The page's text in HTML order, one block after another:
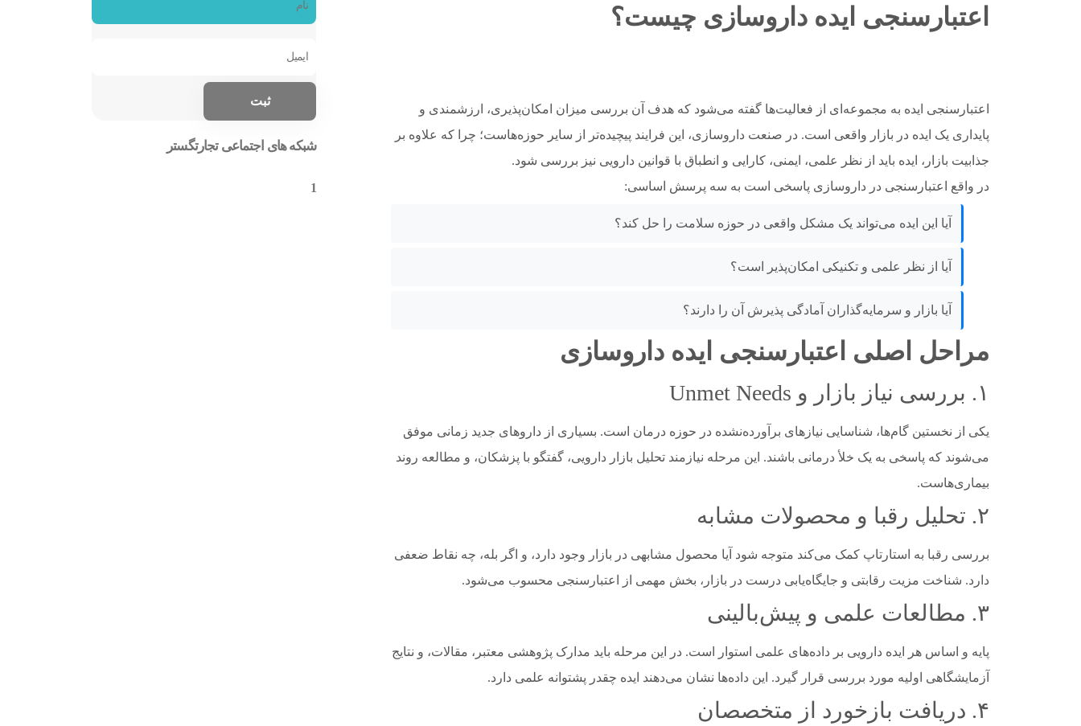
اعتبارسنجی ایده داروسازی چیست؟
اعتبارسنجی ایده به مجموعه‌ای از فعالیت‌ها گفته می‌شود که هدف آن بررسی میزان امکان‌پذیری، ارزشمندی و
پایداری یک ایده در بازار واقعی است. در صنعت داروسازی، این فرایند پیچیده‌تر از سایر حوزه‌هاست؛ چرا که علاوه بر
جذابیت بازار، ایده باید از نظر علمی، ایمنی، کارایی و انطباق با قوانین دارویی نیز بررسی شود.
در واقع اعتبارسنجی در داروسازی پاسخی است به سه پرسش اساسی:
آیا این ایده می‌تواند یک مشکل واقعی در حوزه سلامت را حل کند؟
آیا از نظر علمی و تکنیکی امکان‌پذیر است؟
آیا بازار و سرمایه‌گذاران آمادگی پذیرش آن را دارند؟
مراحل اصلی اعتبارسنجی ایده داروسازی
۱. بررسی نیاز بازار و Unmet Needs
یکی از نخستین گام‌ها، شناسایی نیازهای برآورده‌نشده در حوزه درمان است. بسیاری از داروهای جدید زمانی موفق
می‌شوند که پاسخی به یک خلأ درمانی باشند. این مرحله نیازمند تحلیل بازار دارویی، گفتگو با پزشکان، و مطالعه روند
بیماری‌هاست.
۲. تحلیل رقبا و محصولات مشابه
بررسی رقبا به استارتاپ کمک می‌کند متوجه شود آیا محصول مشابهی در بازار وجود دارد، و اگر بله، چه نقاط ضعفی
دارد. شناخت مزیت رقابتی و جایگاه‌یابی درست در بازار، بخش مهمی از اعتبارسنجی محسوب می‌شود.
۳. مطالعات علمی و پیش‌بالینی
پایه و اساس هر ایده دارویی بر داده‌های علمی استوار است. در این مرحله باید مدارک پژوهشی معتبر، مقالات، و نتایج
آزمایشگاهی اولیه مورد بررسی قرار گیرد. این داده‌ها نشان می‌دهند ایده چقدر پشتوانه علمی دارد.
۴. دریافت بازخورد از متخصصان
شبکه های اجتماعی تجارتگستر